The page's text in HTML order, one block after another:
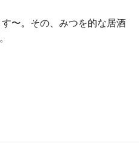
〜。その、みつを的な居酒